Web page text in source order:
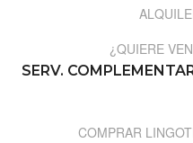
¿QUIERE
SERV.
COMPRAR